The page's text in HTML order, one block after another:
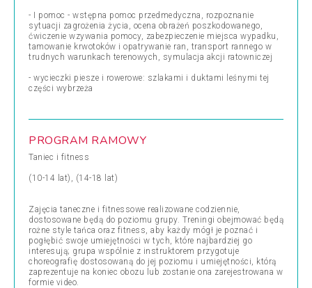
- I pomoc - wstępna pomoc przedmedyczna, rozpoznanie
sytuacji zagroże­nia życia, ocena obrażeń poszkodowanego,
ćwiczenie wzywania pomocy, zabezpieczenie miejsca wypadku,
tamowanie krwotoków i opatrywanie ran, transport rannego w
trudnych warunkach terenowych, symulacja akcji ratowniczej
- wycieczki piesze i rowerowe: szlakami i duktami leśnymi tej
części wybrzeża
PROGRAM RAMOWY
Taniec i fitness
(10-14 lat), (14-18 lat)
Zajęcia taneczne i fitnessowe realizowane codziennie,
dostosowane będą do poziomu grupy. Treningi obejmować będą
rożne style tańca oraz fitness, aby każdy mógł je poznać i
pogłębić swoje umiejętności w tych, które najbardziej go
interesują; grupa wspólnie z instruktorem przygotuje
choreografię dostosowaną do jej poziomu i umiejętności, którą
zaprezentuje na koniec obozu lub zostanie ona zarejestrowana w
formie video.